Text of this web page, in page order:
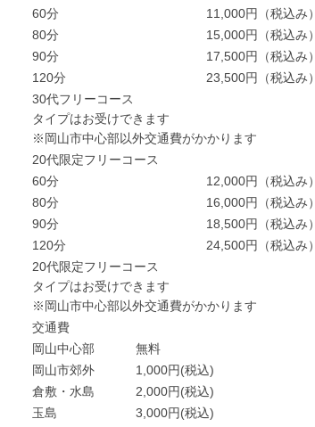
60分
11,000円（税込み）
80分
15,000円（税込み）
90分
17,500円（税込み）
120分
23,500円（税込み）
30代フリーコース
タイプはお受けできます
※岡山市中心部以外交通費がかかります
20代限定フリーコース
60分
12,000円（税込み）
80分
16,000円（税込み）
90分
18,500円（税込み）
120分
24,500円（税込み）
20代限定フリーコース
タイプはお受けできます
※岡山市中心部以外交通費がかかります
交通費
岡山中心部
無料
岡山市郊外
1,000円(税込)
倉敷・水島
2,000円(税込)
玉島
3,000円(税込)